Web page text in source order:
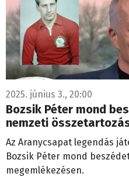
2025. június 3., 20:00
Bozsik Péter mond
nemzeti
Az Aranycsapat legendás
Bozsik Péter mond
megemlékezésen.